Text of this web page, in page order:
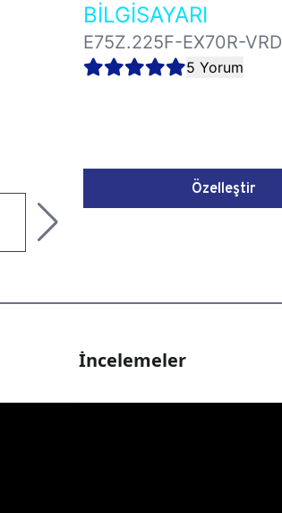
BİLGİSAYARI
E75Z.225F-EX70R-VRD
5 Yorum
Özelleştir
İncelemeler